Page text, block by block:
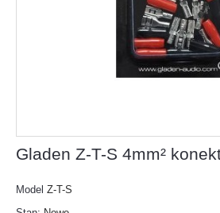
Gladen Z-T-S 4mm²
Model Z-T-S